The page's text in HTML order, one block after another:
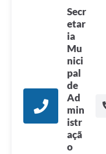
Secr
etar
ia
Mu
nici
pal
de
Ad
min
istr
açã
o